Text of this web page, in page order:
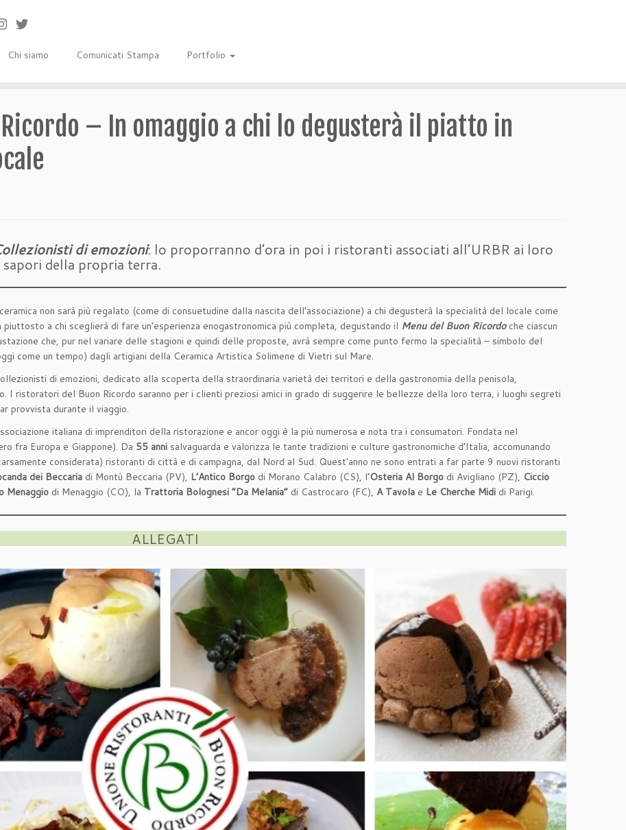
Chi siamo Comunicati Stampa Portfolio
Ricordo – In omaggio a chi lo degusterà il piatto in
di emozioni: lo proporranno d’ora in poi i ristoranti associati all’URBR ai loro
della propria terra.
non sarà più regalato (come di consuetudine dalla nascita dell’associazione) a chi degusterà la specialità del locale come
piuttosto a chi sceglierà di fare un’esperienza enogastronomica più completa, degustando il Menu del Buon Ricordoche ciascun
che, pur nel variare delle stagioni e quindi delle proposte, avrà sempre come punto fermo la specialità – simbolo del
come un tempo) dagli artigiani della Ceramica Artistica Solimene di Vietri sul Mare.
di emozioni, dedicato alla scoperta della straordinaria varietà dei territori e della gastronomia della penisola,
I ristoratori del Buon Ricordo saranno per i clienti preziosi amici in grado di suggerire le bellezze della loro terra, i luoghi segreti
provvista durante il viaggio.
italiana di imprenditori della ristorazione e ancor oggi è la più numerosa e nota tra i consumatori. Fondata nel
fra Europa e Giappone). Da 55 anni salvaguarda e valorizza le tante tradizioni e culture gastronomiche d’Italia, accomunando
considerata) ristoranti di città e di campagna, dal Nord al Sud. Quest’anno ne sono entrati a far parte 9 nuovi ristoranti
dei Beccaria di Montù Beccaria (PV), L’Antico Borgo di Morano Calabro (CS), l’Osteria Al Borgo di Avigliano (PZ), Ciccio
Menaggio di Menaggio (CO), la Trattoria Bolognesi “Da Melania” di Castrocaro (FC), A Tavola e Le Cherche Midi di Parigi.
ALLEGATI